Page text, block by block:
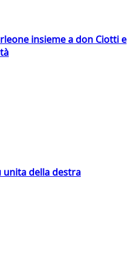
insieme a don Ciotti e
unita della destra